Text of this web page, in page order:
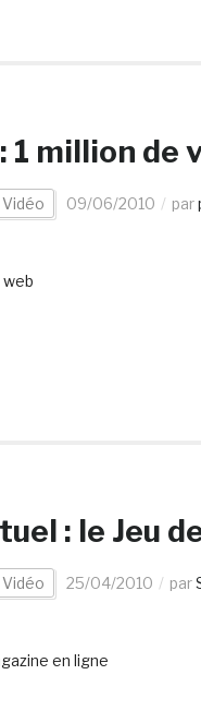
1 million
Vidéo 09/06/2010 par
: le Jeu
Vidéo 25/04/2010 par
en ligne